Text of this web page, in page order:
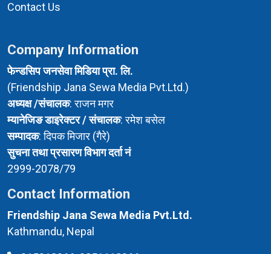
Contact Us
Company Information
फेन्डसिप जनसेवा मिडिया प्रा. लि.
(Friendship Jana Sewa Media Pvt.Ltd.)
अध्यक्ष /संचालक: राजन मगर
म्यानेजिङ डाइरेक्टर / संचालक: रमेश बसेल
सम्पादक: दिपक मिजार (गैरे)
सुचना तथा प्रसारण विभाग दर्ता नं
2999-2078/79
Contact Information
Friendship Jana Sewa Media Pvt.Ltd.
Kathmandu, Nepal